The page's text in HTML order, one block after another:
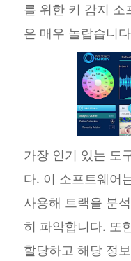
를 위한 키 감지 소
은 매우 놀랍습니
가장 인기 있는 도
다. 이 소프트웨어
사용해 트랙을 분
히 파악합니다. 또
할당하고 해당 정